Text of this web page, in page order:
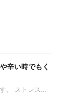
辛い時でもく
。 ストレス...